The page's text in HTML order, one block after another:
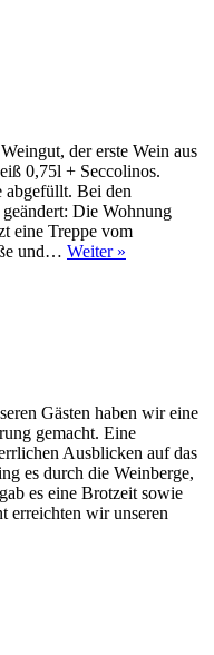
der erste Wein aus
0,75l + Seccolinos.
abgefüllt. Bei den
Die Wohnung
eine Treppe vom
und… Weiter »
Gästen haben wir eine
gemacht. Eine
Ausblicken auf das
es durch die Weinberge,
es eine Brotzeit sowie
erreichten wir unseren